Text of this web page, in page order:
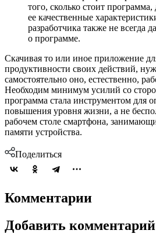
того, сколько стоит программа,
ее качественные
разработчика также не
о программе.
Скачивая то или иное приложение
продуктивности своих действий,
самостоятельно оно, естественно,
Необходим минимум усилий со
программа стала инструментом для
повышения уровня жизни, а не
рабочем столе смартфона,
памяти устройства.
Поделиться
Комментарии
Добавить комментарий